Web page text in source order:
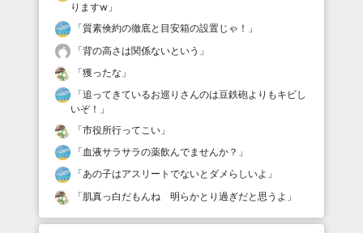
りますw 」
「質素倹約の徹底と目安箱の設置じゃ！ 」
「背の高さは関係ないという 」
「獲ったな 」
「追ってきているお巡りさんのは豆鉄砲よりもキビし
いぞ！ 」
「市役所行ってこい 」
「血液サラサラの薬飲んでませんか？ 」
「あの子はアスリートでないとダメらしいよ 」
「肌真っ白だもんね 明らかとり過ぎだと思うよ 」